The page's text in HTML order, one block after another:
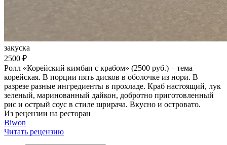
закуска
2500 ₽
Ролл «Корейский кимбап с крабом» (2500 руб.) – тема
корейская. В порции пять дисков в оболочке из нори. В
разрезе разные ингредиенты в прохладе. Краб настоящий, лук
зеленый, маринованный дайкон, добротно приготовленный
рис и острый соус в стиле шрирача. Вкусно и островато.
Из рецензии на ресторан
Biwon
Читать рецензию